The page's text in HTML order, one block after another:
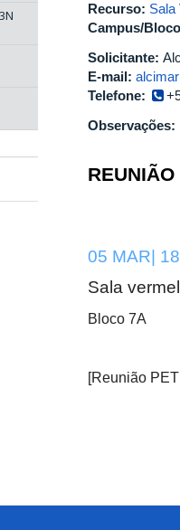
Recurso: Sala
Campus/
Solicitante:
E-mail:
Telefone:
Observações:
REUNIÃO
05 MAR|
Sala
Bloco 7A
[Reunião